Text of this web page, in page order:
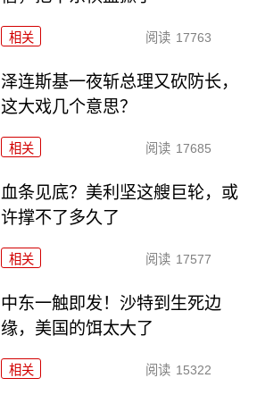
相关 阅读 17763
泽连斯基一夜斩总理又砍防长，
这大戏几个意思？
相关 阅读 17685
血条见底？美利坚这艘巨轮，或
许撑不了多久了
相关 阅读 17577
中东一触即发！沙特到生死边
缘，美国的饵太大了
相关 阅读 15322